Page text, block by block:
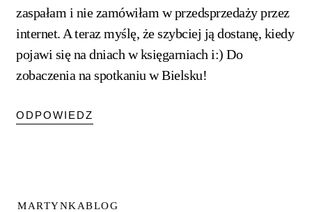
zaspałam i nie zamówiłam w przedsprzedaży przez
internet. A teraz myślę, że szybciej ją dostanę, kiedy
pojawi się na dniach w księgarniach i:) Do
zobaczenia na spotkaniu w Bielsku!
ODPOWIEDZ
MARTYNKABLOG